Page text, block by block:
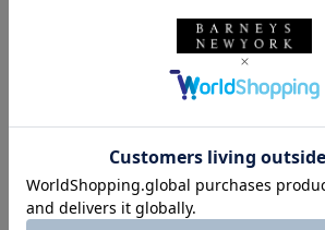
RECOMMEND